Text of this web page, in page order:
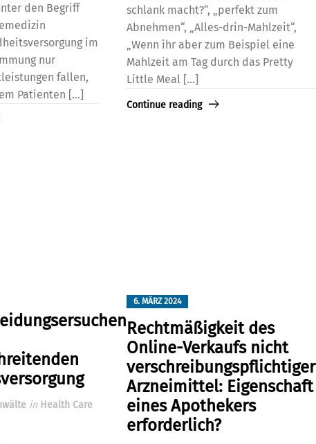
den Begriff
im
nur
fallen,
Patienten [...]
schlank macht?“, „perfekt zum
Abnehmen“, „Alles-drin-Mahlzeit“,
„Wenn ihr aber zum Beispiel eine
Mahlzeit am Tag durch das Pretty
Little Meal [...]
Continue reading
in Health Care
6. MÄRZ 2024
Rechtmäßigkeit des
Online-Verkaufs nicht
verschreibungspflichtiger
Arzneimittel: Eigenschaft
eines Apothekers
erforderlich?